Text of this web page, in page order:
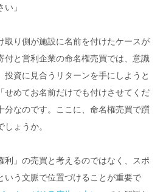
」
り側が施設に名前を付けたケースが
付と営利企業の命名権売買では、意識
資に見合うリターンを手にしようと
せめてお名前だけでも付けさせてくだ
分なのです。ここに、命名権売買で躓
ょうか。
」の売買と考えるのではなく、スポ
いう文脈で位置づけることが重要で